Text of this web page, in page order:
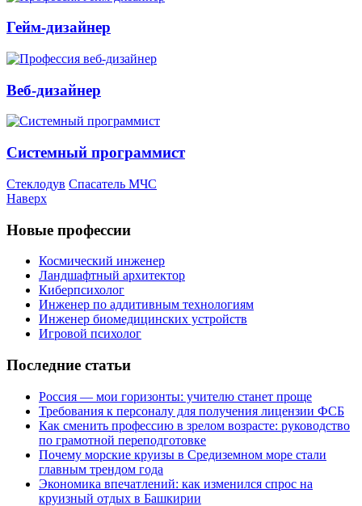
Гейм-дизайнер
Веб-дизайнер
Системный программист
Стеклодув Спасатель МЧС
Наверх
Новые профессии
Космический инженер
Ландшафтный архитектор
Киберпсихолог
Инженер по аддитивным технологиям
Инженер биомедицинских устройств
Игровой психолог
Последние статьи
Россия — мои горизонты: учителю станет проще
Требования к персоналу для получения лицензии ФСБ
Как сменить профессию в зрелом возрасте: руководство
по грамотной переподготовке
Почему морские круизы в Средиземном море стали
главным трендом года
Экономика впечатлений: как изменился спрос на
круизный отдых в Башкирии